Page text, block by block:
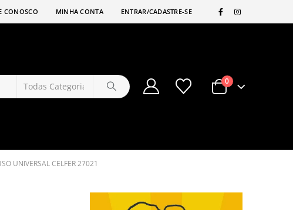
CONOSCO MINHA CONTA ENTRAR/CADASTRE-SE
0
UNIVERSAL CELFER 27021